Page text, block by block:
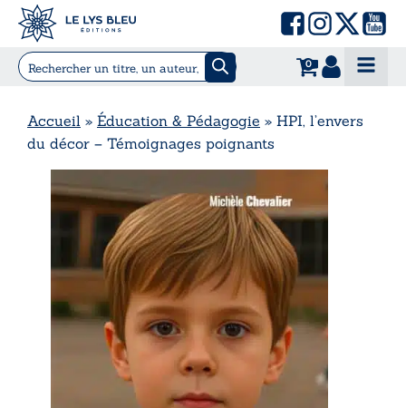
0
Accueil » Éducation & Pédagogie » HPI, l’envers
du décor – Témoignages poignants